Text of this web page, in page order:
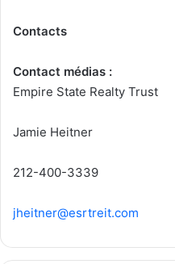
Contacts
Contact médias :
Empire State Realty Trust
Jamie Heitner
212-400-3339
jheitner@esrtreit.com